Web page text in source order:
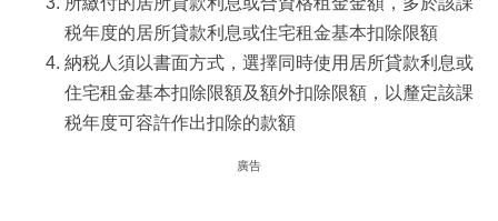
税年度的居所貸款利息或住宅租金基本扣除限額
納税人須以書面方式，選擇同時使用居所貸款利息或
住宅租金基本扣除限額及額外扣除限額，以釐定該課
税年度可容許作出扣除的款額
廣告